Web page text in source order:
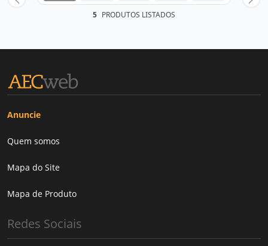
5 PRODUTOS LISTADOS
Anuncie
Quem somos
Mapa do Site
Mapa de Produto
Redes Sociais